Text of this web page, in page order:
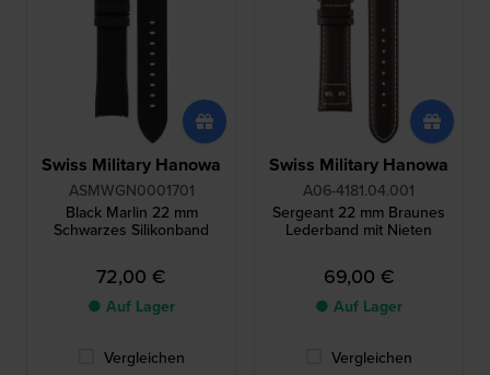
Swiss Military Hanowa
ASMWGN0001701
Black Marlin 22 mm
Schwarzes Silikonband
72,00 €
● Auf Lager
Vergleichen
Swiss Military Hanowa
A06-4181.04.001
Sergeant 22 mm Braunes
Lederband mit Nieten
69,00 €
● Auf Lager
Vergleichen